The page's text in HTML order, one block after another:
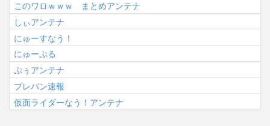
このワロｗｗｗ まとめアンテナ
しぃアンテナ
にゅーすなう！
にゅーぷる
ぷぅアンテナ
プレバン速報
仮面ライダーなう！アンテナ